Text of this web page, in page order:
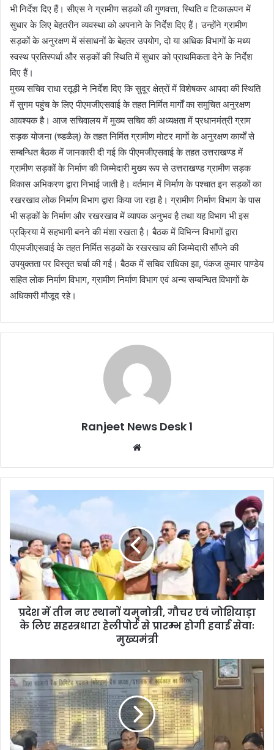
भी निर्देश दिए हैं। सीएस ने ग्रामीण सड़कों की गुणवत्ता, स्थिति व टिकाऊपन में
सुधार के लिए बेहतरीन व्यवस्था को अपनाने के निर्देश दिए हैं। उन्होंने ग्रामीण
सड़कों के अनुरक्षण में संसाधनों के बेहतर उपयोग, दो या अधिक विभागों के मध्य
स्वस्थ प्रतिस्पर्धा और सड़कों की स्थिति में सुधार को प्राथमिकता देने के निर्देश
दिए हैं।
मुख्य सचिव राधा रतूड़ी ने निर्देश दिए कि सुदूर क्षेत्रों में विशेषकर आपदा की स्थिति
में सुगम पहुंच के लिए पीएमजीएसवाई के तहत निर्मित मार्गों का समुचित अनुरक्षण
आवश्यक है। आज सचिवालय में मुख्य सचिव की अध्यक्षता में प्रधानमंत्री ग्राम
सड़क योजना (च्डळैल्) के तहत निर्मित ग्रामीण मोटर मार्गाे के अनुरक्षण कार्यों से
सम्बन्धित बैठक में जानकारी दी गई कि पीएमजीएसवाई के तहत उत्तराखण्ड में
ग्रामीण सड़कों के निर्माण की जिम्मेदारी मुख्य रूप से उत्तराखण्ड ग्रामीण सड़क
विकास अभिकरण द्वारा निभाई जाती है। वर्तमान में निर्माण के पश्चात इन सड़कों का
रखरखाव लोक निर्माण विभाग द्वारा किया जा रहा है। ग्रामीण निर्माण विभाग के पास
भी सड़कों के निर्माण और रखरखाव में व्यापक अनुभव है तथा यह विभाग भी इस
प्रक्रिया में सहभागी बनने की मंशा रखता है। बैठक में विभिन्न विभागों द्वारा
पीएमजीएसवाई के तहत निर्मित सड़कों के रखरखाव की जिम्मेदारी सौंपने की
उपयुक्तता पर विस्तृत चर्चा की गई। बैठक में सचिव राधिका झा, पंकज कुमार पाण्डेय
सहित लोक निर्माण विभाग, ग्रामीण निर्माण विभाग एवं अन्य सम्बन्धित विभागों के
अधिकारी मौजूद रहे।
Ranjeet News Desk 1
te
प्रदेश में तीन नए स्थानों यमुनोत्री, गौचर एवं जोशियाड़ा
के लिए सहस्त्रधारा हेलीपोर्ट से प्रारम्भ होगी हवाई सेवाः
मुख्यमंत्री